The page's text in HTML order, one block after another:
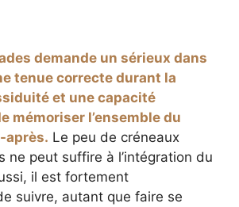
demande un sérieux dans
tenue correcte durant la
et une capacité
mémoriser l’ensemble du
après. Le peu de créneaux
ne peut suffire à l’intégration du
il est fortement
suivre, autant que faire se